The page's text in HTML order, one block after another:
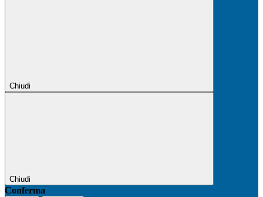
Chiudi
Chiudi
Conferma